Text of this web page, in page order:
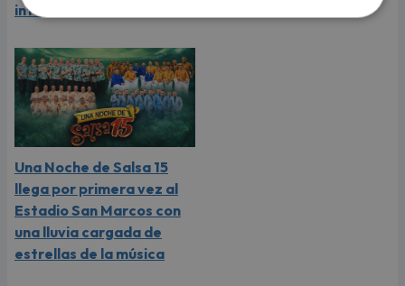
internacional
Una Noche de Salsa 15
llega por primera vez al
Estadio San Marcos con
una lluvia cargada de
estrellas de la música